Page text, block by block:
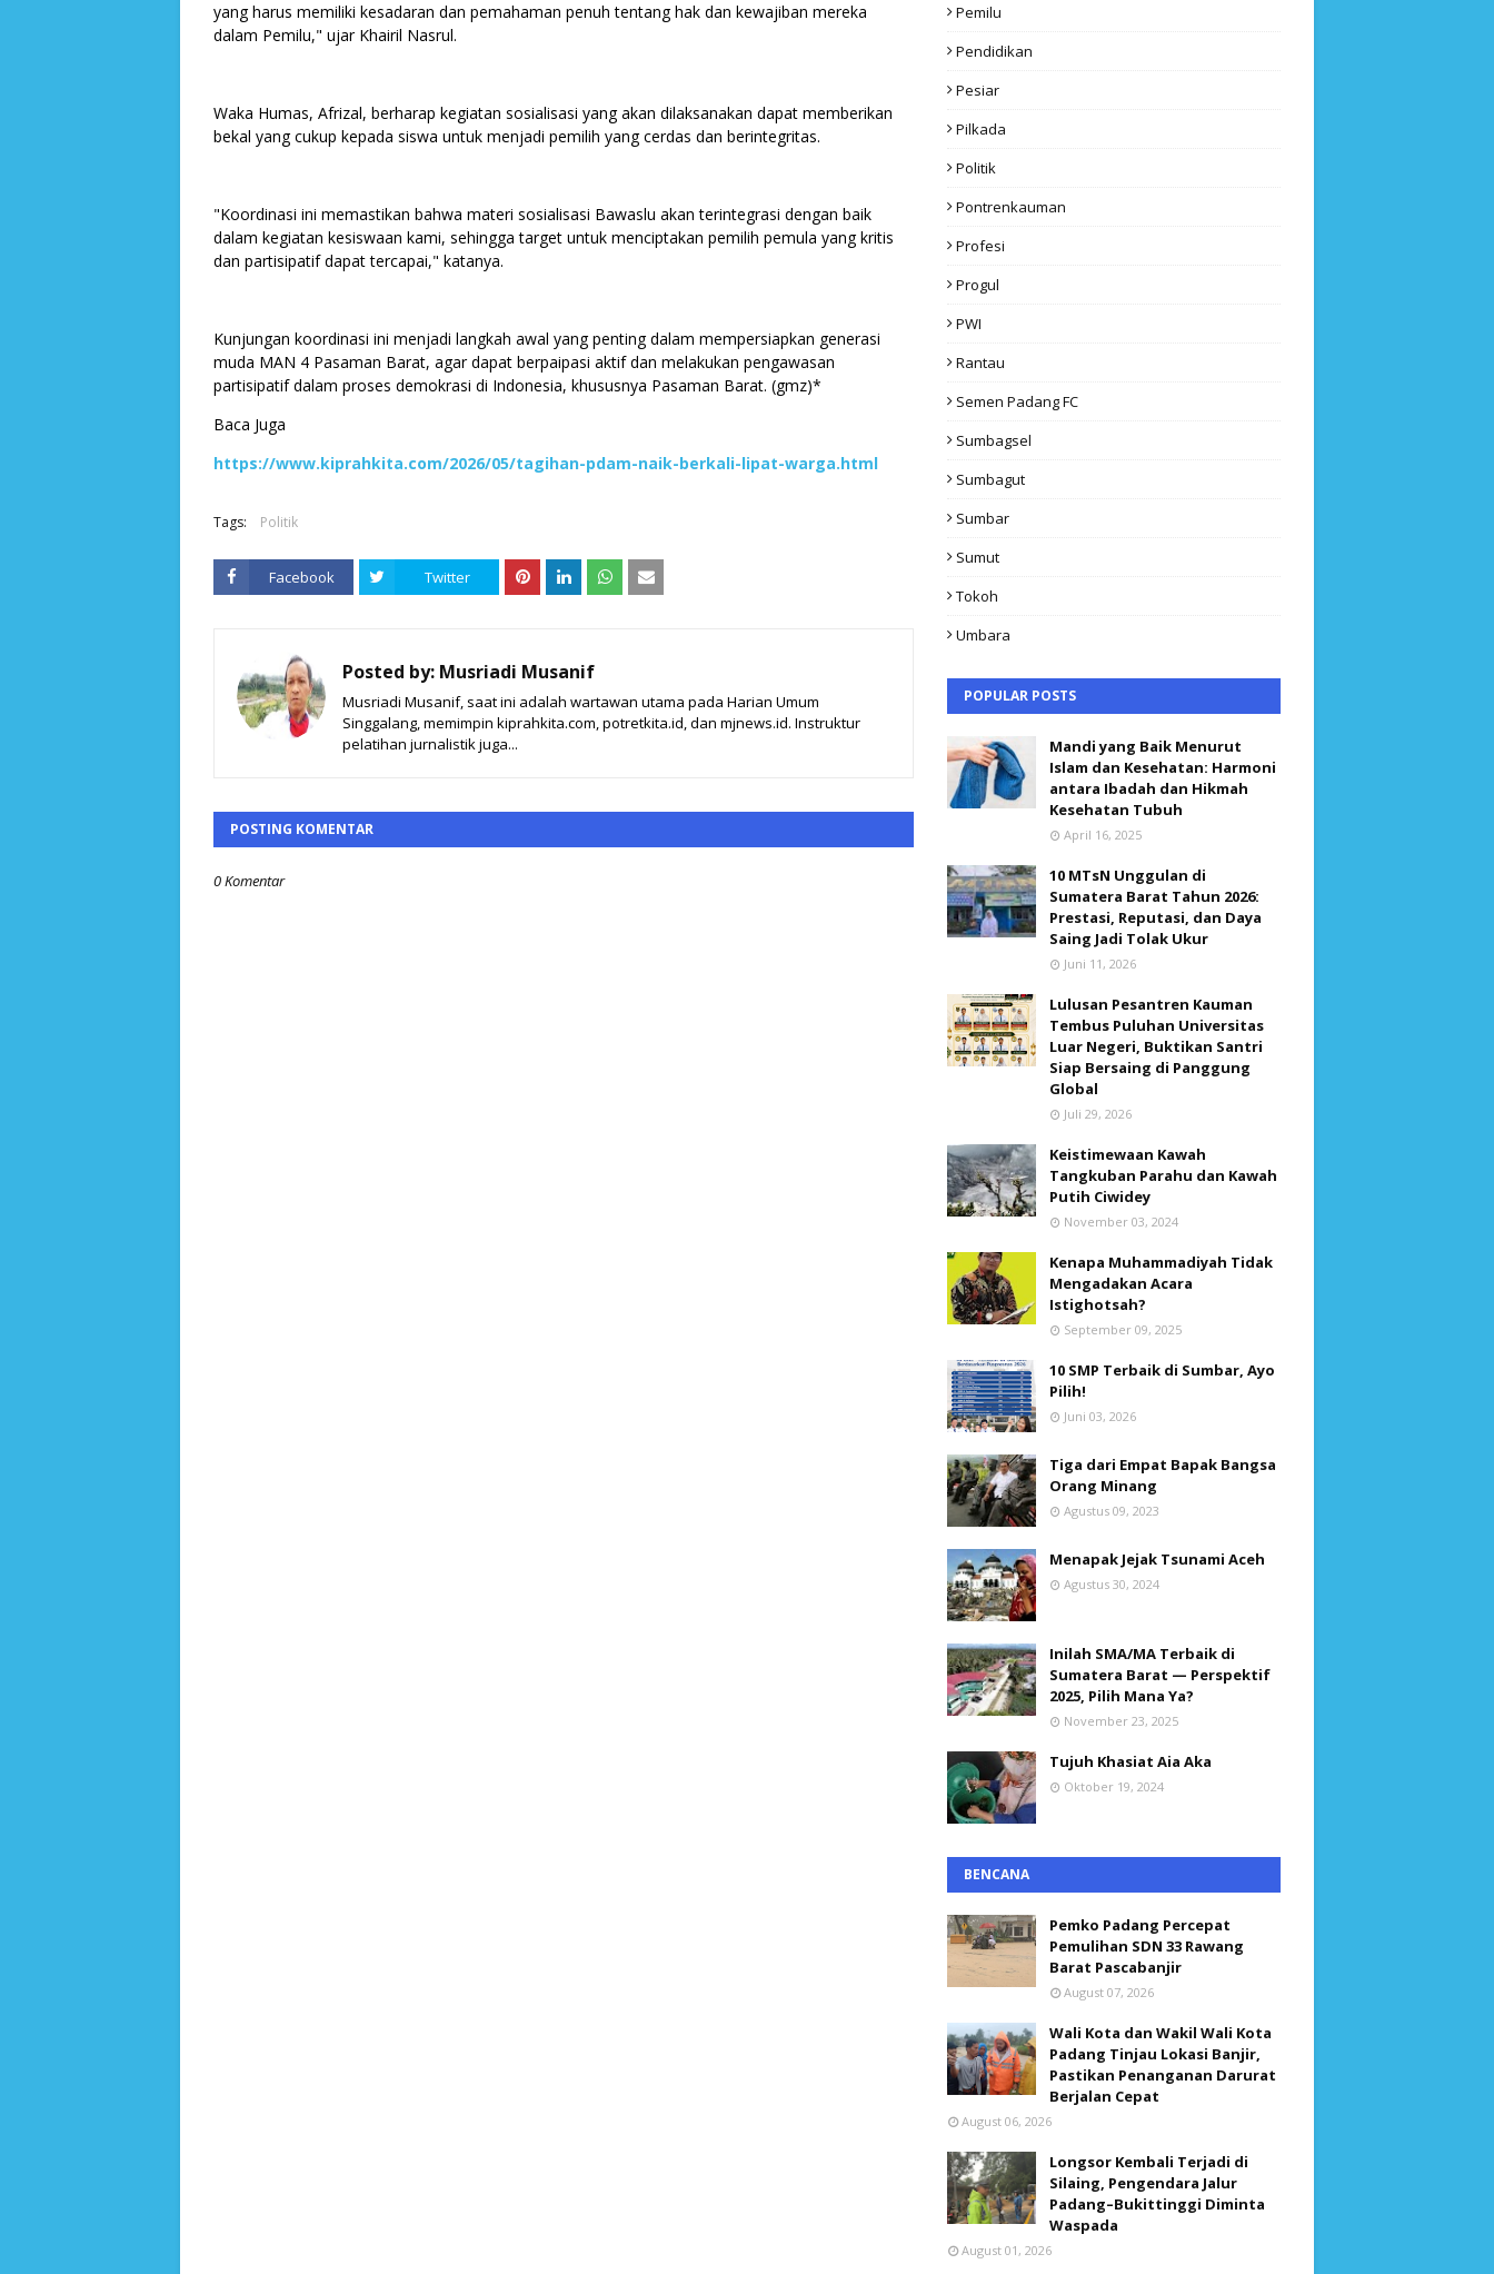
yang harus memiliki kesadaran dan pemahaman penuh tentang hak dan kewajiban mereka
dalam Pemilu," ujar Khairil Nasrul.
Waka Humas, Afrizal, berharap kegiatan sosialisasi yang akan dilaksanakan dapat memberikan
bekal yang cukup kepada siswa untuk menjadi pemilih yang cerdas dan berintegritas.
"Koordinasi ini memastikan bahwa materi sosialisasi Bawaslu akan terintegrasi dengan baik
dalam kegiatan kesiswaan kami, sehingga target untuk menciptakan pemilih pemula yang kritis
dan partisipatif dapat tercapai," katanya.
Kunjungan koordinasi ini menjadi langkah awal yang penting dalam mempersiapkan generasi
muda MAN 4 Pasaman Barat, agar dapat berpaipasi aktif dan melakukan pengawasan
partisipatif dalam proses demokrasi di Indonesia, khususnya Pasaman Barat. (gmz)*
Baca Juga
https://www.kiprahkita.com/2026/05/tagihan-pdam-naik-berkali-lipat-warga.html
Tags: Politik
Facebook Twitter
Posted by: Musriadi Musanif
Musriadi Musanif, saat ini adalah wartawan utama pada Harian Umum
Singgalang, memimpin kiprahkita.com, potretkita.id, dan mjnews.id. Instruktur
pelatihan jurnalistik juga...
POSTING KOMENTAR
0 Komentar
Pemilu
Pendidikan
Pesiar
Pilkada
Politik
Pontrenkauman
Profesi
Progul
PWI
Rantau
Semen Padang FC
Sumbagsel
Sumbagut
Sumbar
Sumut
Tokoh
Umbara
POPULAR POSTS
Mandi yang Baik Menurut
Islam dan Kesehatan: Harmoni
antara Ibadah dan Hikmah
Kesehatan Tubuh
April 16, 2025
10 MTsN Unggulan di
Sumatera Barat Tahun 2026:
Prestasi, Reputasi, dan Daya
Saing Jadi Tolak Ukur
Juni 11, 2026
Lulusan Pesantren Kauman
Tembus Puluhan Universitas
Luar Negeri, Buktikan Santri
Siap Bersaing di Panggung
Global
Juli 29, 2026
Keistimewaan Kawah
Tangkuban Parahu dan Kawah
Putih Ciwidey
November 03, 2024
Kenapa Muhammadiyah Tidak
Mengadakan Acara
Istighotsah?
September 09, 2025
10 SMP Terbaik di Sumbar, Ayo
Pilih!
Juni 03, 2026
Tiga dari Empat Bapak Bangsa
Orang Minang
Agustus 09, 2023
Menapak Jejak Tsunami Aceh
Agustus 30, 2024
Inilah SMA/MA Terbaik di
Sumatera Barat — Perspektif
2025, Pilih Mana Ya?
November 23, 2025
Tujuh Khasiat Aia Aka
Oktober 19, 2024
BENCANA
Pemko Padang Percepat
Pemulihan SDN 33 Rawang
Barat Pascabanjir
August 07, 2026
Wali Kota dan Wakil Wali Kota
Padang Tinjau Lokasi Banjir,
Pastikan Penanganan Darurat
Berjalan Cepat
August 06, 2026
Longsor Kembali Terjadi di
Silaing, Pengendara Jalur
Padang–Bukittinggi Diminta
Waspada
August 01, 2026